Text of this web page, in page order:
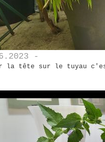
-
la tête sur le tuyau